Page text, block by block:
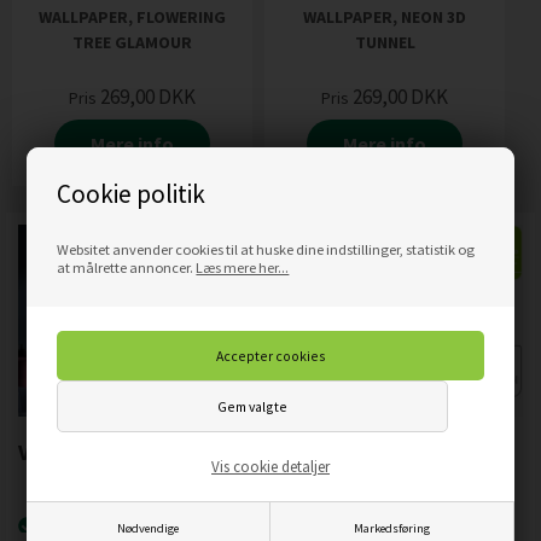
Cookie politik
Websitet anvender cookies til at huske dine indstillinger, statistik og
at målrette annoncer. Læs mere her...
Nødvendige Markedsføring
Vis cookie detaljer
WALLPAPER, FLOWERING
TREE GLAMOUR
Pris 269,00 DKK
Mere info
WALLPAPER, NEON 3D
TUNNEL
Pris 269,00 DKK
Mere info
Vigtigste produktegenskaber:
Nyeste printteknologi